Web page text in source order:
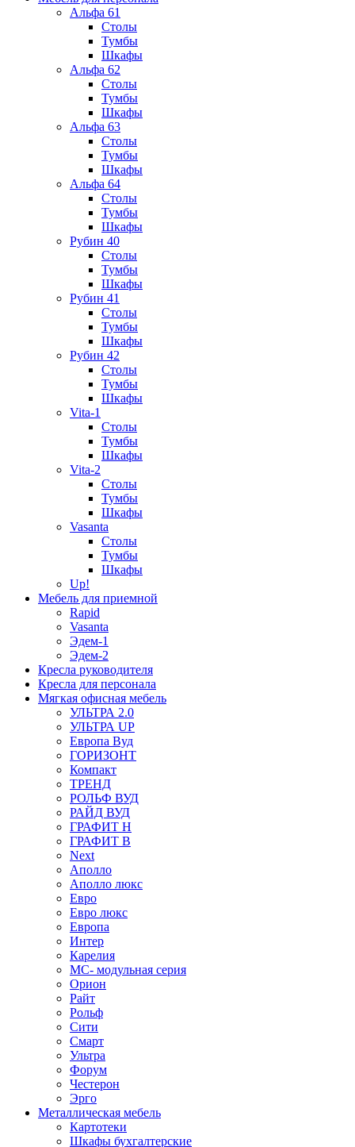
Альфа 61
Столы
Тумбы
Шкафы
Альфа 62
Столы
Тумбы
Шкафы
Альфа 63
Столы
Тумбы
Шкафы
Альфа 64
Столы
Тумбы
Шкафы
Рубин 40
Столы
Тумбы
Шкафы
Рубин 41
Столы
Тумбы
Шкафы
Рубин 42
Столы
Тумбы
Шкафы
Vita-1
Столы
Тумбы
Шкафы
Vita-2
Столы
Тумбы
Шкафы
Vasanta
Столы
Тумбы
Шкафы
Up!
Мебель для приемной
Rapid
Vasanta
Эдем-1
Эдем-2
Кресла руководителя
Кресла для персонала
Мягкая офисная мебель
УЛЬТРА 2.0
УЛЬТРА UP
Европа Вуд
ГОРИЗОНТ
Компакт
ТРЕНД
РОЛЬФ ВУД
РАЙД ВУД
ГРАФИТ Н
ГРАФИТ В
Next
Аполло
Аполло люкс
Евро
Евро люкс
Европа
Интер
Карелия
МС- модульная серия
Орион
Райт
Рольф
Сити
Смарт
Ультра
Форум
Честерон
Эрго
Металлическая мебель
Картотеки
Шкафы бухгалтерские